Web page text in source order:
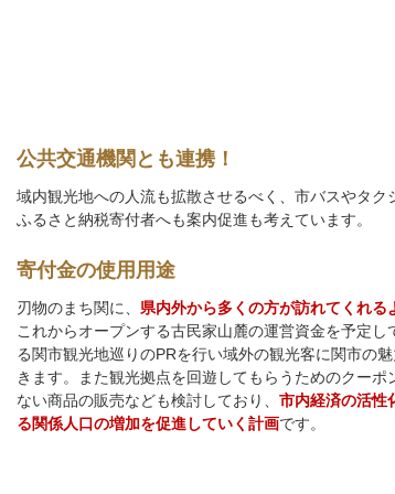
公共交通機関とも連携！
域内観光地への人流も拡散させるべく、市バスやタ
ふるさと納税寄付者へも案内促進も考えています。
寄付金の使用用途
刃物のまち関に、 県内外から多くの方が訪れてくれる
これからオープンする古民家山麓の運営資金を予定
る関市観光地巡りのPRを行い域外の観光客に関市の
きます。また観光拠点を回遊してもらうためのクー
ない商品の販売なども検討しており、 市内経済の活性
る関係人口の増加を促進していく計画です。